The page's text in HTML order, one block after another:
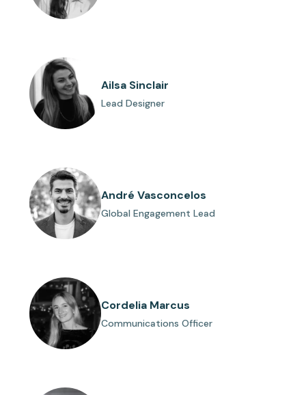
Ailsa Sinclair
Lead Designer
André Vasconcelos
Global Engagement Lead
Cordelia Marcus
Communications Officer